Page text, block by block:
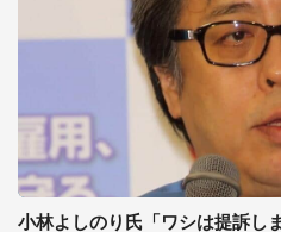
小林よしのり氏「ワシは提訴し